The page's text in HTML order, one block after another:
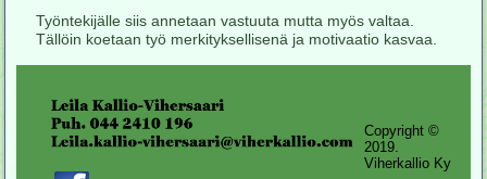
Työntekijälle siis annetaan vastuuta mutta myös valtaa.
Tällöin koetaan työ merkityksellisenä ja motivaatio kasvaa.
Copyright ©
2019.
Viherkallio Ky